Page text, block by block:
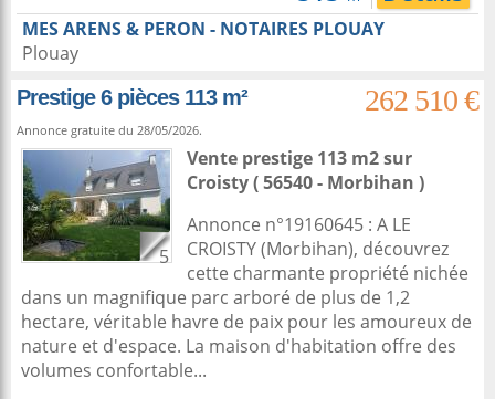
MES ARENS & PERON - NOTAIRES PLOUAY
Plouay
Prestige 6 pièces 113 m²
262 510 €
Annonce gratuite du 28/05/2026.
5
Vente prestige 113 m2sur
Croisty( 56540 - Morbihan )
Annonce n°19160645 : A LE
CROISTY (Morbihan), découvrez
cette charmante propriété nichée
dans un magnifique parc arboré de plus de 1,2
hectare, véritable havre de paix pour les amoureux de
nature et d'espace. La maison d'habitation offre des
volumes confortable...